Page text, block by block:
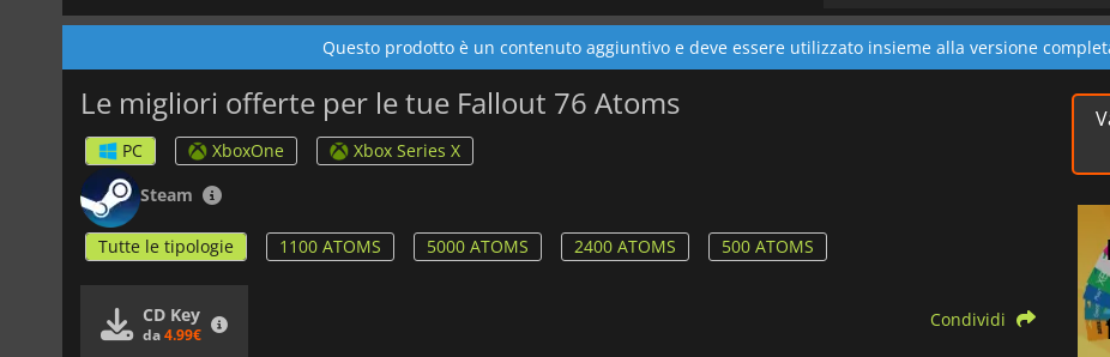
sono collegati al vostro
reclamati.
Questo prodotto è un contenuto aggiuntivo e deve essere utilizzato insieme alla versione
Le migliori offerte per le tue Fallout 76 Atoms
PC XboxOne
Xbox Series X
Steam
Tutte le tipologie 1100 ATOMS 5000 ATOMS 2400 ATOMS 500 ATOMS
CD Key
da4.99€
Condividi